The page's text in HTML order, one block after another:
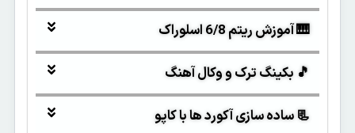
🎹 آموزش ریتم 6/8 اسلوراک
🎵 بکینگ ترک و وکال آهنگ
📃 ساده سازی آکورد ها با کاپو